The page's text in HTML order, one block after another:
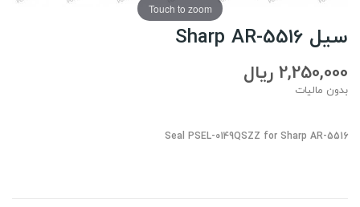
Touch to zoom
سیل Sharp AR-5516
2,250,000 ریال
بدون مالیات
Seal PSEL-0149QSZZ for Sharp AR-5516